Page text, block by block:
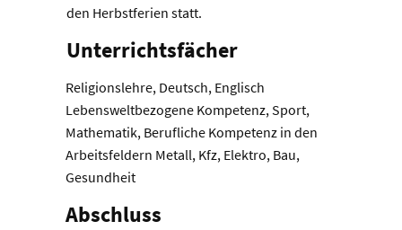
den Herbstferien statt.
Unterrichtsfächer
Religionslehre, Deutsch, Englisch
Lebensweltbezogene Kompetenz, Sport,
Mathematik, Berufliche Kompetenz in den
Arbeitsfeldern Metall, Kfz, Elektro, Bau,
Gesundheit
Abschluss